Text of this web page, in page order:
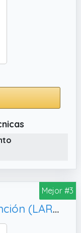
Mejor #3
Cocina con olla multifunción (LAROUSSE - Libros Ilustrados/ Prácticos - Gastronomía)